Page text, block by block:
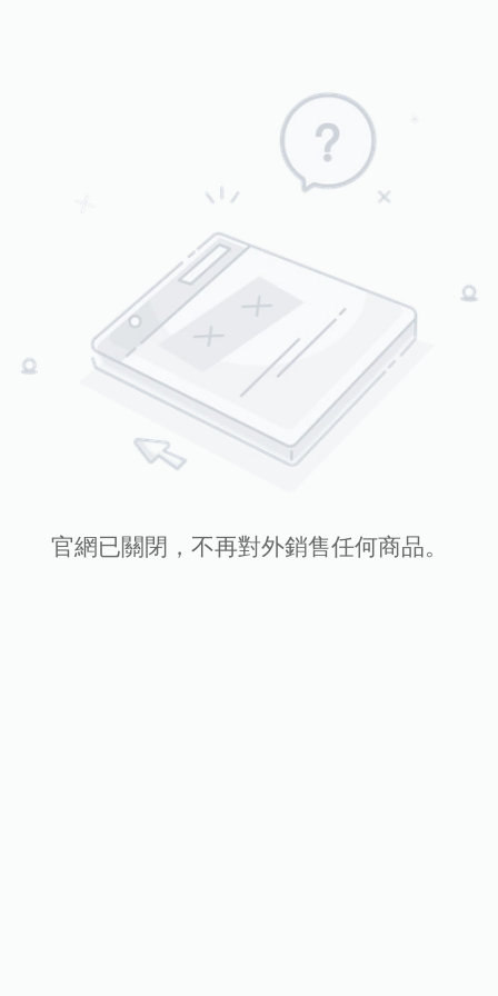
官網已關閉，不再對外銷售任何商品。